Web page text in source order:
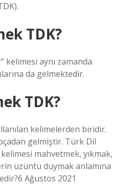
TDK?
kelimesi aynı zamanda
da gelmektedir.
TDK?
kelimelerden biridir.
gelmiştir. Türk Dil
mahvetmek, yıkmak,
üzüntü duymak anlamına
Ağustos 2021